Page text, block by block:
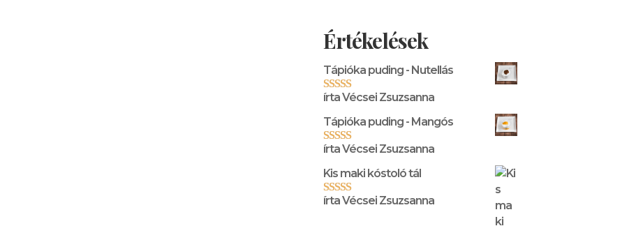
Értékelések
Tápióka puding - Nutellás
Értékelés:5/ 5
írta Vécsei Zsuzsanna
Tápióka puding - Mangós
Értékelés:5/ 5
írta Vécsei Zsuzsanna
Kis maki kóstoló tál
Értékelés:5/ 5
írta Vécsei Zsuzsanna